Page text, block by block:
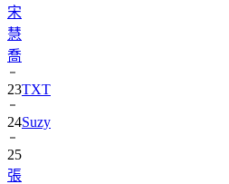
宋
慧
喬
23TXT
24Suzy
25
張